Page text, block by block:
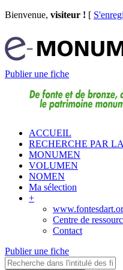
Bienvenue, visiteur ! [
Publier une fiche
ACCUEIL
RECHERCHE PAR
MONUMEN
VOLUMEN
NOMEN
Ma sélection
+
Centre de
Contact
Publier une fiche